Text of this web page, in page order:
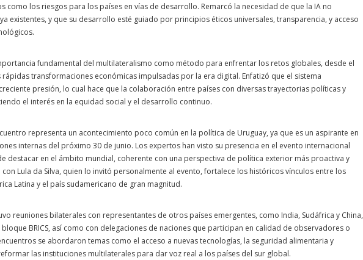
como los riesgos para los países en vías de desarrollo. Remarcó la necesidad de que la IA no
existentes, y que su desarrollo esté guiado por principios éticos universales, transparencia, y acceso
fundamental del multilateralismo como método para enfrentar los retos globales, desde el
transformaciones económicas impulsadas por la era digital. Enfatizó que el sistema
presión, lo cual hace que la colaboración entre países con diversas trayectorias políticas y
el interés en la equidad social y el desarrollo continuo.
representa un acontecimiento poco común en la política de Uruguay, ya que es un aspirante en
internas del próximo 30 de junio. Los expertos han visto su presencia en el evento internacional
destacar en el ámbito mundial, coherente con una perspectiva de política exterior más proactiva y
Lula da Silva, quien lo invitó personalmente al evento, fortalece los históricos vínculos entre los
Latina y el país sudamericano de gran magnitud.
reuniones bilaterales con representantes de otros países emergentes, como India, Sudáfrica y China,
BRICS, así como con delegaciones de naciones que participan en calidad de observadores o
se abordaron temas como el acceso a nuevas tecnologías, la seguridad alimentaria y
las instituciones multilaterales para dar voz real a los países del sur global.